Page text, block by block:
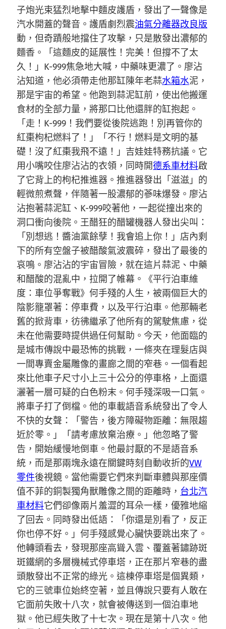
子炮光束猛烈地擊中麵皮護盾，發出了一聲像是
汽水開蓋的聲音。護盾劇烈震油氣分離器改良版
動，但奇蹟般地擋住了攻擊，只是散發出濃郁的
麵香。「這麵皮的延展性！完美！但撐不了太
久！」K-999焦急地大喊，中藥味更濃了。廖沾
沾知道，他必須帶走他那缸陳年老蒜水箱水泥，
那是宇宙的希望。他跑到蒜泥缸前，使出他搬運
食材的全部力量，將那口比他還胖的缸抱起。
「走！K-999！我們要從後院逃跑！別再管你的
紅棗枸杞燃料了！」「不行！燃料是文明的基
礎！沒了紅棗我飛不遠！」吉娃娃特務抗議。它
用小嘴咬住廖沾沾的衣領，同時開德系車材料啟
了它背上的枸杞推進器。推進器發出「滋滋」的
輕微煎煮聲，伴隨著一股濃郁的蔘味爆發。廖沾
沾抱著蒜泥缸、K-999咬著他，一起從撞出來的
洞口衝向後院。王醋狂的醋罐機器人發出尖叫：
「別想逃！醬油黨餘孽！我會追上你！」店內剩
下的所有空盤子被醋酸氣波震碎，發出了最後的
哀鳴。廖沾沾的宇宙冒險，就在這片蒜泥、中藥
和醋酸的混亂中，拉開了帷幕。《平行泊車維
度：車位爭奪戰》何手殘的人生，被兩個巨大的
陰影籠罩著：停車費，以及平行泊車。他那輛老
舊的掀背車，彷彿繼承了他所有的駕駛焦慮，從
未在他需要時提供過任何幫助。今天，他面臨的
是城市傳說中最恐怖的挑戰，一條夾在理髮店與
一間專賣金屬雕像的畫廊之間的窄巷。一個看起
來比他車子尺寸小上三十公分的停車格，上面還
灑著一層可疑的白色粉末。何手殘深吸一口氣。
將車子打了倒檔。他的車載語音系統發出了令人
不快的女聲：「警告，後方障礙物距離：無限趨
近於零。」「請考慮放棄治療。」他忽略了警
告，開始緩慢地倒車。他最討厭的不是語音系
統，而是那兩塊永遠在關鍵時刻自動收折的VW
零件後視鏡。當他需要它們來判斷車體與那座價
值不菲的銅製獨角獸雕像之間的距離時， 台北汽
車材料它們卻像兩片羞澀的耳朵一樣，優雅地縮
了回去。同時發出低語：「你還是別看了，反正
你也停不好。」何手殘感覺心臟快要跳出來了。
他轉頭看去，發現那座高聳入雲、覆蓋著鏽跡斑
斑鐵網的多層機械式停車塔，正在那片窄巷的盡
頭散發出不正常的綠光。這棟停車塔是個異類，
它的三號車位始終空著，並且傳說只要有人敢在
它面前失敗十八次，就會被傳送到一個泊車地
獄。他已經失敗了十七次。現在是第十八次。他